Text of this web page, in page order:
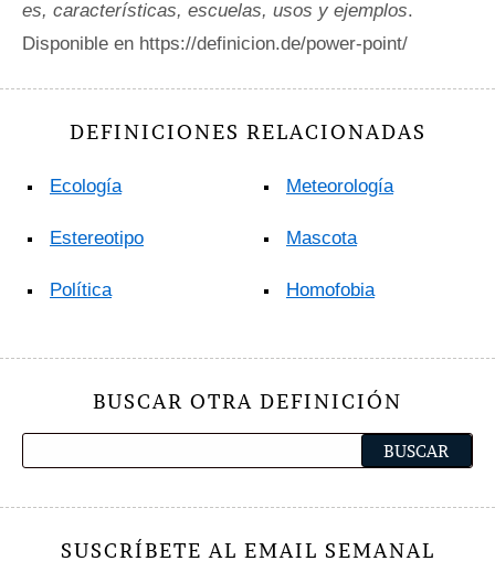
es, características, escuelas, usos y ejemplos.
Disponible en https://definicion.de/power-point/
DEFINICIONES RELACIONADAS
Ecología
Estereotipo
Política
Meteorología
Mascota
Homofobia
BUSCAR OTRA DEFINICIÓN
SUSCRÍBETE AL EMAIL SEMANAL